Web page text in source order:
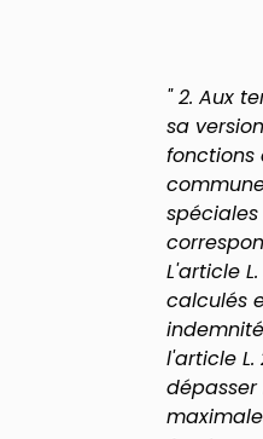
" 2. Aux
sa
fonctions
L'article
calculés
l'article